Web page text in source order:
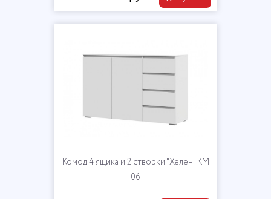
Комод 4 ящика и 2 створки "Хелен" КМ
06